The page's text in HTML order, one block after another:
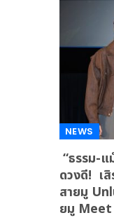
NEWS
“ธรรม-
ดวงดี! เ
สายมู
ยมู